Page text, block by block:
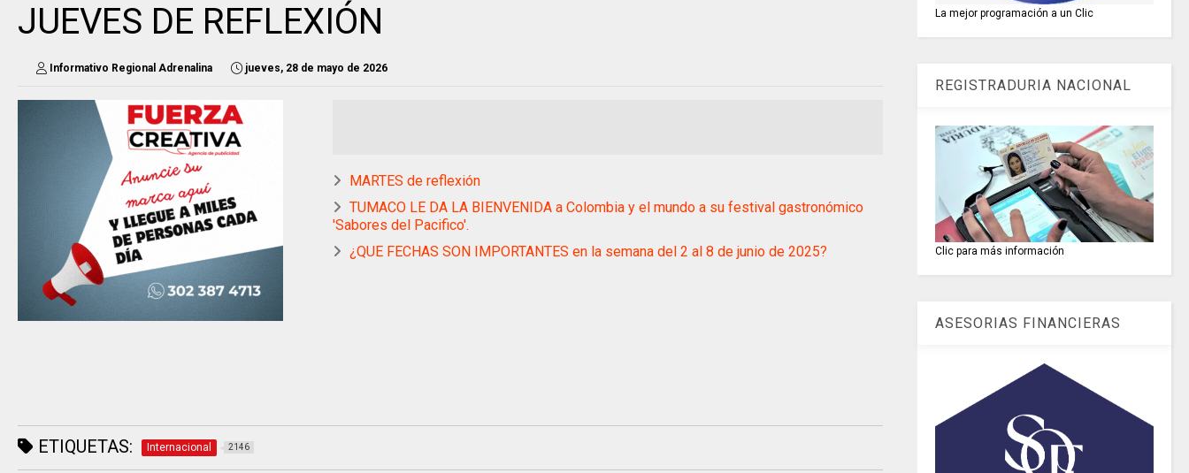
JUEVES DE REFLEXIÓN
Informativo Regional Adrenalina jueves, 28 de mayo de 2026
MARTES de reflexión
TUMACO LE DA LA BIENVENIDA a Colombia y el mundo a su festival gastronómico
'Sabores del Pacifico'.
¿QUE FECHAS SON IMPORTANTES en la semana del 2 al 8 de junio de 2025?
ETIQUETAS: Internacional 2146
La mejor programación a un Clic
REGISTRADURIA NACIONAL
Clic para más información
ASESORIAS FINANCIERAS